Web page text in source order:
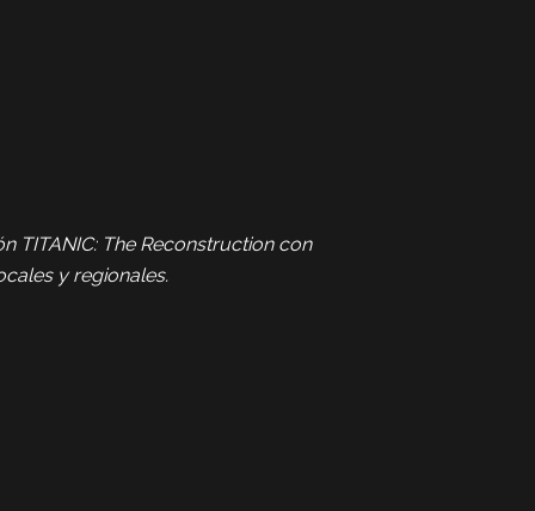
TITANIC: The Reconstruction con
y regionales.